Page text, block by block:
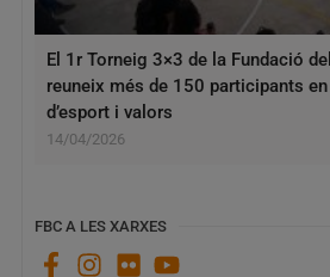
El 1r Torneig 3×3 de la Fundació
reuneix més de 150 participants
d’esport i valors
14/04/2026
FBC A LES XARXES